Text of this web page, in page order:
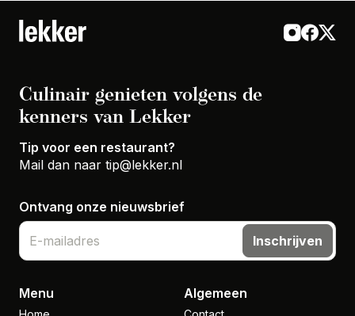
Culinair genieten volgens de
kenners van Lekker
Tip voor een restaurant?
Mail dan naar tip@lekker.nl
Ontvang onze nieuwsbrief
Inschrijven
Menu Algemeen